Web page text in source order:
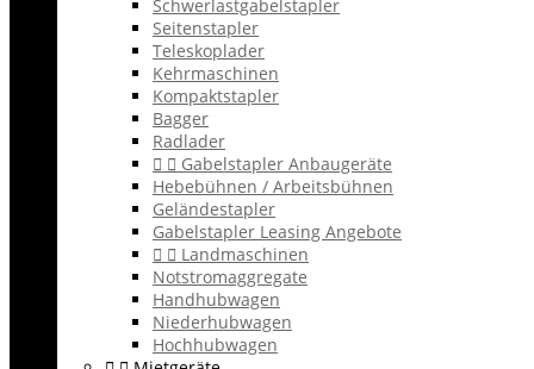
Schwerlastgabelstapler
Seitenstapler
Teleskoplader
Kehrmaschinen
Kompaktstapler
Bagger
Radlader
  Gabelstapler Anbaugeräte
Hebebühnen / Arbeitsbühnen
Geländestapler
Gabelstapler Leasing Angebote
  Landmaschinen
Notstromaggregate
Handhubwagen
Niederhubwagen
Hochhubwagen